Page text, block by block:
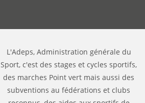
L'Adeps, Administration générale du
Sport, c'est des stages et cycles sportifs,
des marches Point vert mais aussi des
subventions au fédérations et clubs